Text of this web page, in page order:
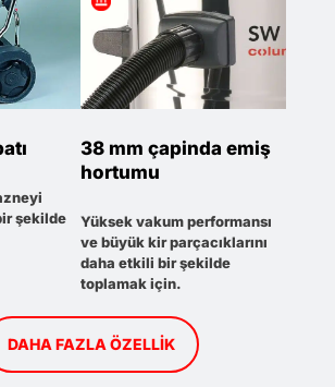
şekilde
38 mm çapinda emiş
hortumu
Yüksek vakum performansı
ve büyük kir parçacıklarını
daha etkili bir şekilde
toplamak için.
DAHA FAZLA ÖZELLIK